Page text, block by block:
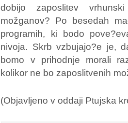
dobijo zaposlitev
možganov? Po besedah
programih, ki bodo
nivoja. Skrb vzbujajo?e je,
bomo v prihodnje morali
kolikor ne bo zaposlitvenih
(Objavljeno v oddaji Ptujska